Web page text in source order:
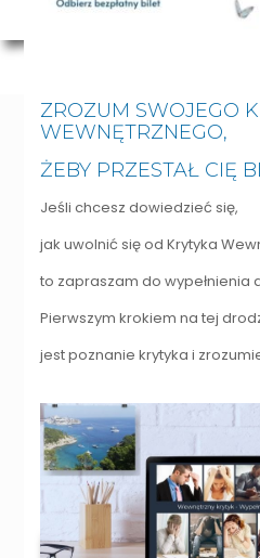
ZROZUM SWOJEGO
WEWNĘTRZNEGO,
ŻEBY PRZESTAŁ CIĘ
Jeśli chcesz dowiedzieć się,
jak uwolnić się od Krytyka
to zapraszam do wypełnienia
Pierwszym krokiem na tej
jest poznanie krytyka i